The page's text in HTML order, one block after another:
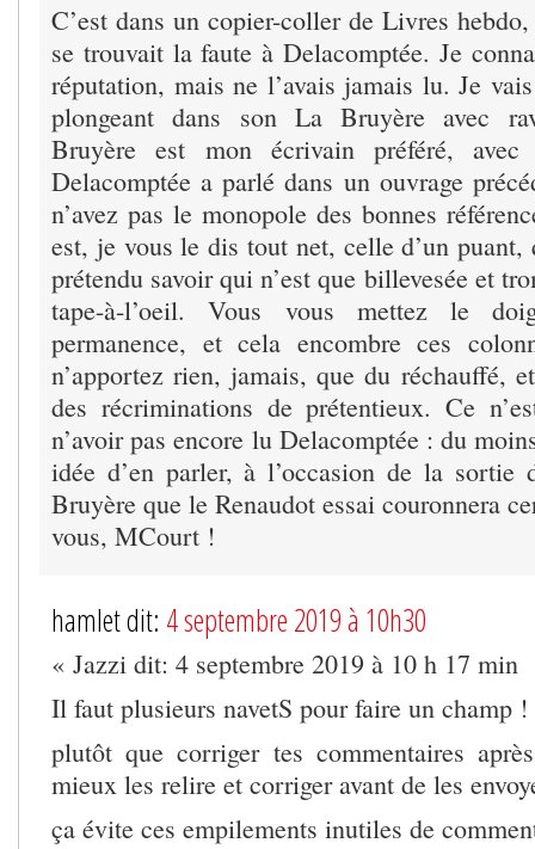
C’est dans un copier-coller de Livres
se trouvait la faute à Delacomptée. Je
réputation, mais ne l’avais jamais lu. Je
plongeant dans son La Bruyère avec
Bruyère est mon écrivain préféré, avec
Delacomptée a parlé dans un ouvrage
n’avez pas le monopole des bonnes
est, je vous le dis tout net, celle d’un puant,
prétendu savoir qui n’est que billevesée et
tape-à-l’oeil. Vous vous mettez le
permanence, et cela encombre ces
n’apportez rien, jamais, que du réchauffé,
des récriminations de prétentieux. Ce
n’avoir pas encore lu Delacomptée : du
idée d’en parler, à l’occasion de la
Bruyère que le Renaudot essai couronnera
vous, MCourt !
hamlet dit: 4 septembre 2019 à 10h30
« Jazzi dit: 4 septembre 2019 à 10 h 17 min
Il faut plusieurs navetS pour faire un champ
plutôt que corriger tes commentaires
mieux les relire et corriger avant de les
ça évite ces empilements inutiles de